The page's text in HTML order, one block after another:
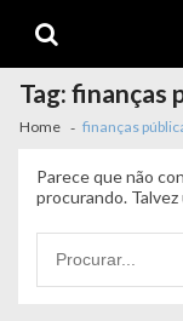
navigation
content
Tag:finanças
Home finanças
Parece que não
procurando. Talvez
por: